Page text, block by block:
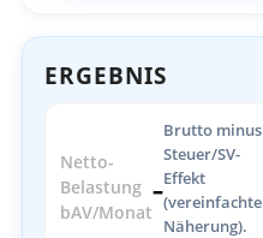
ERGEBNIS
Netto-
Belastung
bAV/Monat
–
Brutto minus
Steuer/SV-
Effekt
(vereinfachte
Näherung).